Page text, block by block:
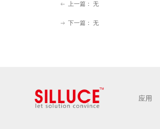
ꂃ 上一篇： 无
ꁹ 下一篇： 无
应用